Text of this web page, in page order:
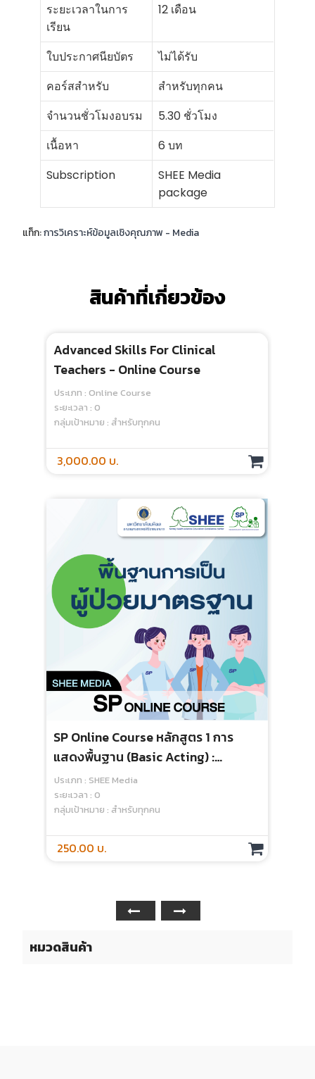
หมวดสินค้า
ระยะเวลาในการ
เรียน
12 เดือน
ใบประกาศนียบัตร
ไม่ได้รับ
คอร์สสำหรับ
สำหรับทุกคน
จำนวนชั่วโมงอบรม
5.30 ชั่วโมง
เนื้อหา
6 บท
Subscription
SHEE Media
package
แท็ก:การวิเคราะห์ข้อมูลเชิงคุณภาพ - Media
สินค้าที่เกี่ยวข้อง
Advanced Skills For Clinical
Teachers - Online Course
ประเภท : Online Course
ระยะเวลา : 0
กลุ่มเป้าหมาย : สำหรับทุกคน
3,000.00 บ.
SP Online Course หลักสูตร 1 การ
แสดงพื้นฐาน (basic Acting) :
Module 1 Becoming A Standardized
Patient - Media
ประเภท : SHEE Media
ระยะเวลา : 0
กลุ่มเป้าหมาย : สำหรับทุกคน
250.00 บ.